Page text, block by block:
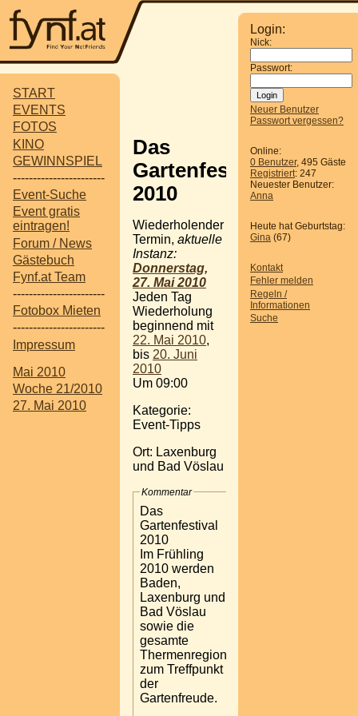
START
EVENTS
FOTOS
KINO
GEWINNSPIEL
-----------------------
Event-Suche
Event gratis
eintragen!
Forum / News
Gästebuch
Fynf.at Team
-----------------------
Fotobox Mieten
-----------------------
Impressum
Mai 2010
Woche 21/2010
27. Mai 2010
Login:
Nick:
Passwort:
Neuer Benutzer
Passwort vergessen?
Online:
0 Benutzer, 495 Gäste
Registriert: 247
Neuester Benutzer:
Anna
Heute hat Geburtstag:
Gina (67)
Kontakt
Fehler melden
Regeln /
Informationen
Suche
Das
Gartenfestival
2010
Wiederholender
Termin, aktuelle
Instanz:
Donnerstag,
27. Mai 2010
Jeden Tag
Wiederholung
beginnend mit
22. Mai 2010,
bis 20. Juni
2010
Um 09:00
Kategorie:
Event-Tipps
Ort: Laxenburg
und Bad Vöslau
Kommentar
Das
Gartenfestival
2010
Im Frühling
2010 werden
Baden,
Laxenburg und
Bad Vöslau
sowie die
gesamte
Thermenregion
zum Treffpunkt
der
Gartenfreude.